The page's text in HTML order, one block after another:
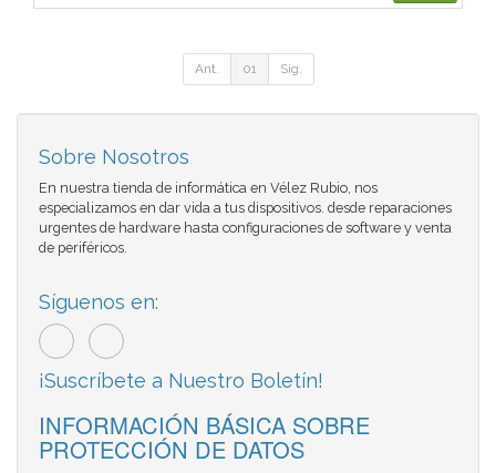
Ant. 01 Sig.
Sobre Nosotros
En nuestra tienda de informática en Vélez Rubio, nos
especializamos en dar vida a tus dispositivos. desde reparaciones
urgentes de hardware hasta configuraciones de software y venta
de periféricos.
Síguenos en:
¡Suscríbete a Nuestro Boletín!
INFORMACIÓN BÁSICA SOBRE
PROTECCIÓN DE DATOS